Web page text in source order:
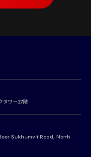
タワー27階
Sukhumvit Road, North